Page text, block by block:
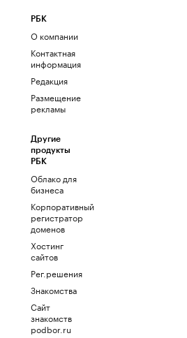
РБК
О компании
Контактная
информация
Редакция
Размещение
рекламы
Другие
продукты
РБК
Облако для
бизнеса
Корпоративный
регистратор
доменов
Хостинг
сайтов
Рег.решения
Знакомства
Сайт
знакомств
podbor.ru